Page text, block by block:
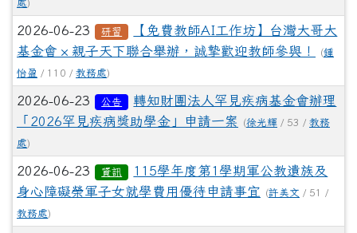
處)
2026-06-23 研習
【免費教師AI工作坊】台灣大哥大
基金會 × 親子天下聯合舉辦，誠摯歡迎教師參與！
(鍾
怡盈 / 110 / 教務處)
2026-06-23 公告
轉知財團法人罕見疾病基金會辦理
「2026罕見疾病獎助學金」申請一案
(徐光輝 / 53 / 教務
處)
2026-06-23 資訊
115學年度第1學期軍公教遺族及
身心障礙榮軍子女就學費用優待申請事宜
(許美文 / 51 /
教務處)